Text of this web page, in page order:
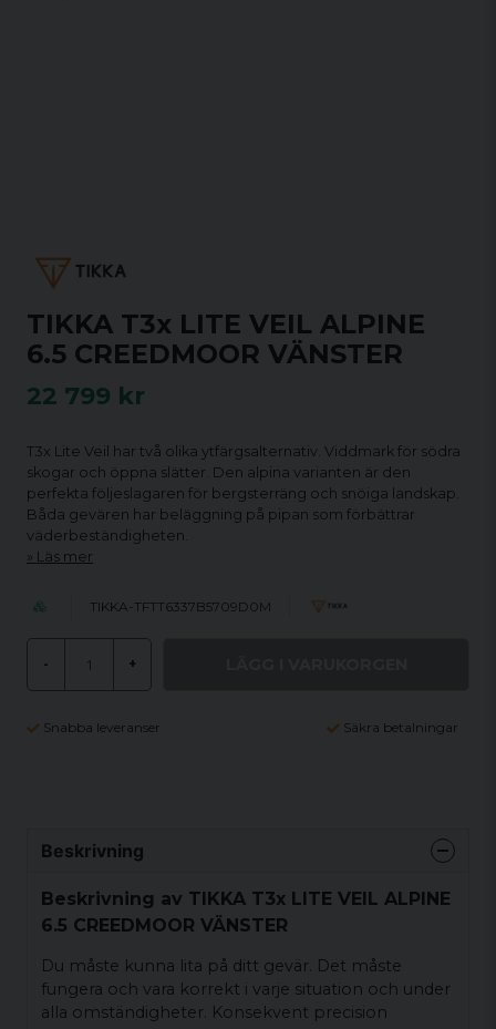
TIKKA T3x LITE VEIL ALPINE
6.5 CREEDMOOR VÄNSTER
22 799 kr
T3x Lite Veil har två olika ytfärgsalternativ. Viddmark för södra
skogar och öppna slätter. Den alpina varianten är den
perfekta följeslagaren för bergsterräng och snöiga landskap.
Båda gevären har beläggning på pipan som förbättrar
väderbeständigheten.
Läs mer
TIKKA-TFTT6337B5709D0M
- +
Snabba leveranser Säkra betalningar
Beskrivning
Beskrivning av TIKKA T3x LITE VEIL ALPINE
6.5 CREEDMOOR VÄNSTER
Du måste kunna lita på ditt gevär. Det måste
fungera och vara korrekt i varje situation och under
alla omständigheter. Konsekvent precision